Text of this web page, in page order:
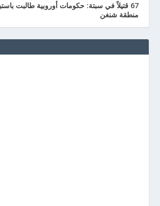
67 قتيلاً في سبتة: حكومات أوروبية طالبت
منطقة شنغن